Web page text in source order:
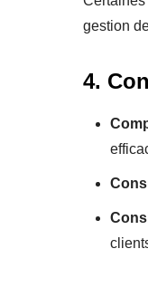
gestion
4.